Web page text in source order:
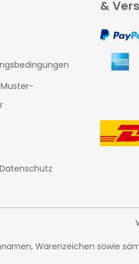
&
Warenzeichen sowie